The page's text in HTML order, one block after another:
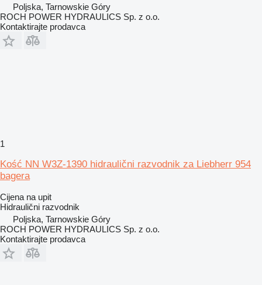
Poljska, Tarnowskie Góry
ROCH POWER HYDRAULICS Sp. z o.o.
Kontaktirajte prodavca
1
Kość NN W3Z-1390 hidraulični razvodnik za Liebherr 954
bagera
Cijena na upit
Hidraulični razvodnik
Poljska, Tarnowskie Góry
ROCH POWER HYDRAULICS Sp. z o.o.
Kontaktirajte prodavca